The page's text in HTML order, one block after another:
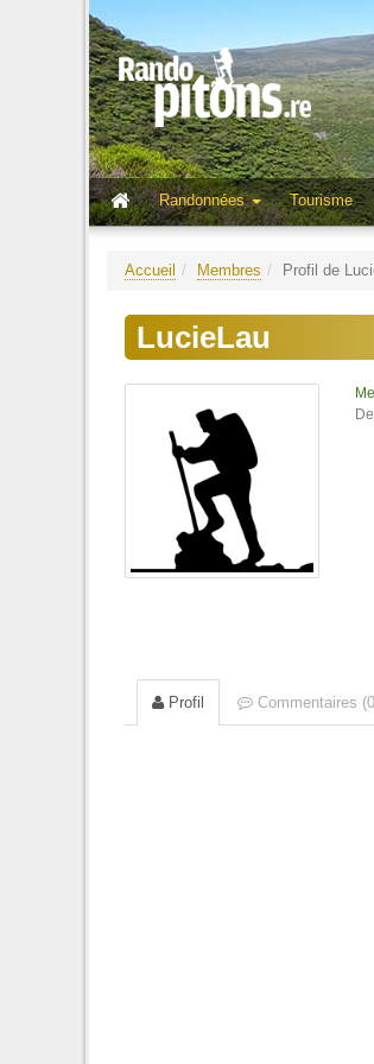
Randonnées
Tourisme
Accueil Membres Profil de
LucieLau
Profil Commentaires